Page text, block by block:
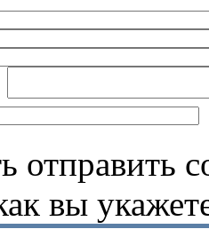
отправить
вы